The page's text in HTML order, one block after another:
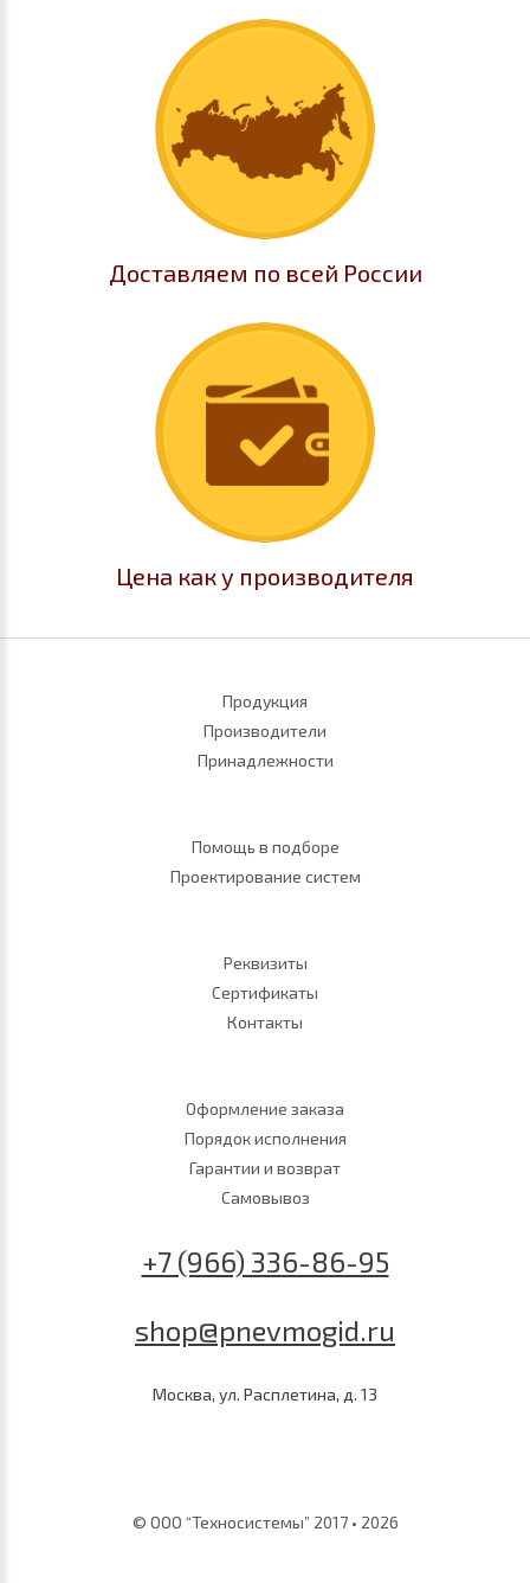
Доставляем по всей России
Цена как у производителя
Продукция
Производители
Принадлежности
Помощь в подборе
Проектирование систем
Реквизиты
Сертификаты
Контакты
Оформление заказа
Порядок исполнения
Гарантии и возврат
Самовывоз
+7 (966) 336-86-95
shop@pnevmogid.ru
Москва, ул. Расплетина, д. 13
© ООО “Техносистемы” 2017 • 2026